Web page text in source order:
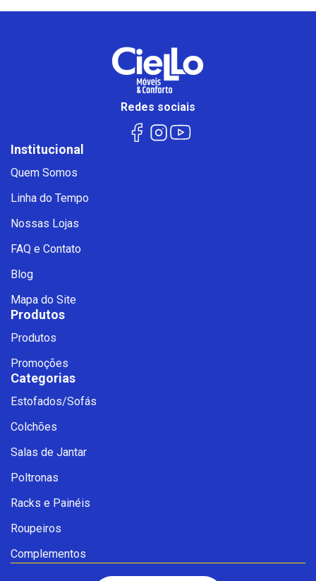
Redes sociais
Institucional
Quem Somos
Linha do Tempo
Nossas Lojas
FAQ e Contato
Blog
Mapa do Site
Produtos
Produtos
Promoções
Categorias
Estofados/Sofás
Colchões
Salas de Jantar
Poltronas
Racks e Painéis
Roupeiros
Complementos